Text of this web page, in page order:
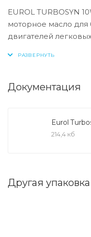
EUROL TURBOSYN
моторное масло
двигателей
рабочих
составу масло
испаряемостью.
Документация
Eurol
214,4 кб
Другая упаковка